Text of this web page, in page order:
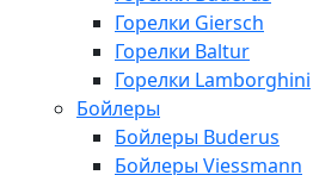
Горелки Giersch
Горелки Baltur
Горелки Lamborghini
Бойлеры
Бойлеры Buderus
Бойлеры Viessmann